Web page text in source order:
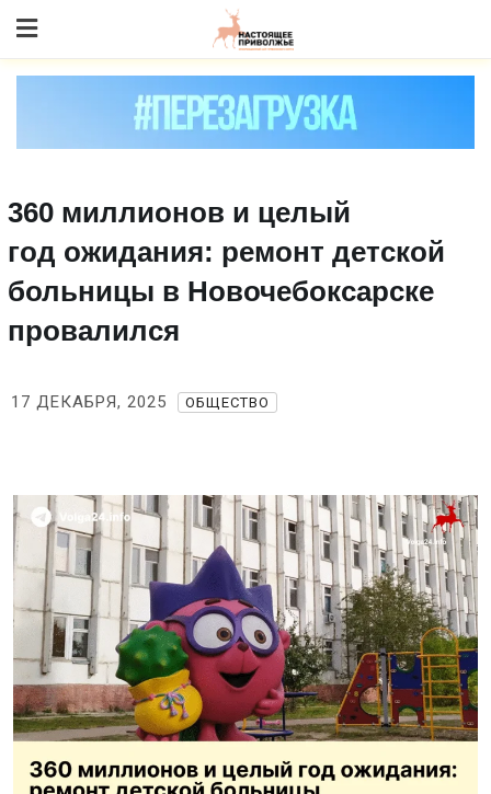
to content
360 миллионов и целый
год ожидания: ремонт детской
больницы в Новочебоксарске
провалился
17 ДЕКАБРЯ, 2025 ОБЩЕСТВО